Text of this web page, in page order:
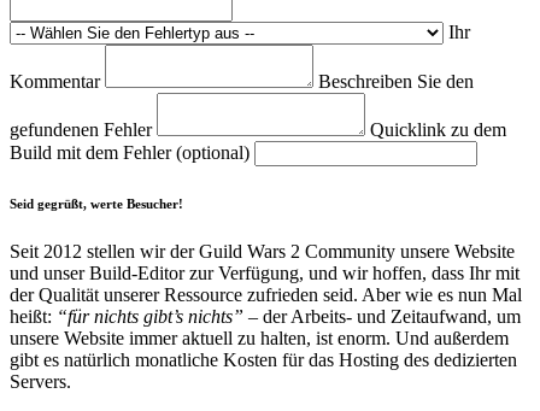
Ihr
Kommentar Beschreiben Sie den
gefundenen Fehler
Quicklink zu dem
Build mit dem Fehler (optional)
Seid gegrüßt, werte Besucher!
Seit 2012 stellen wir der Guild Wars 2 Community unsere Website
und unser Build-Editor zur Verfügung, und wir hoffen, dass Ihr mit
der Qualität unserer Ressource zufrieden seid. Aber wie es nun Mal
heißt: “für nichts gibt’s nichts” – der Arbeits- und Zeitaufwand, um
unsere Website immer aktuell zu halten, ist enorm. Und außerdem
gibt es natürlich monatliche Kosten für das Hosting des dedizierten
Servers.